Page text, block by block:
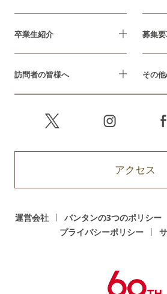
卒業生紹介 募集
訪問者の皆様へ その
アクセス
運営会社 バンタンの3つのポリシー
プライバシーポリシー